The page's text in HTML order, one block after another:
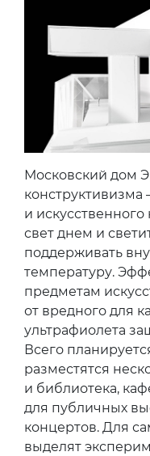
Московский дом
конструктивизма
и
свет днем и
поддерживать
температуру.
предметам
от вредного для
ультрафиолета
Всего
разместятся
и библиотека,
для публичных
концертов. Для
выделят